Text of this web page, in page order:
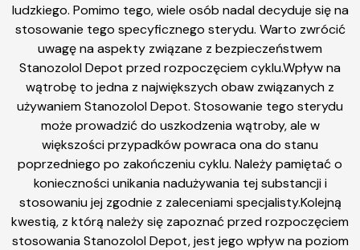
ludzkiego. Pomimo tego, wiele osób nadal decyduje się na
stosowanie tego specyficznego sterydu. Warto zwrócić
uwagę na aspekty związane z bezpieczeństwem
Stanozolol Depot przed rozpoczęciem cyklu.Wpływ na
wątrobę to jedna z największych obaw związanych z
używaniem Stanozolol Depot. Stosowanie tego sterydu
może prowadzić do uszkodzenia wątroby, ale w
większości przypadków powraca ona do stanu
poprzedniego po zakończeniu cyklu. Należy pamiętać o
konieczności unikania nadużywania tej substancji i
stosowaniu jej zgodnie z zaleceniami specjalisty.Kolejną
kwestią, z którą należy się zapoznać przed rozpoczęciem
stosowania Stanozolol Depot, jest jego wpływ na poziom